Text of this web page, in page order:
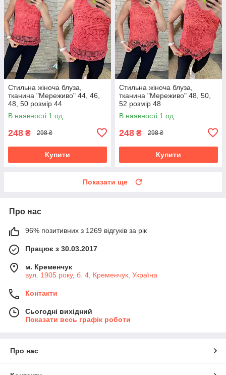
Стильна жіноча блуза,
тканина "Мереживо" 44, 46,
48, 50 розмір 44
В наявності 1 од.
248 ₴ 298 ₴
Купити
Стильна жіноча блуза,
тканина "Мереживо" 48, 50,
52 розмір 48
В наявності 1 од.
248 ₴ 298 ₴
Купити
Показати ще
Про нас
96% позитивних з 1269 відгуків за рік
Працює з 30.03.2017
м. Кременчук
вул. 1905 року, б. 4, Кременчук, Україна
Контакти
Сьогодні вихідний
Показати весь графік роботи
Про нас